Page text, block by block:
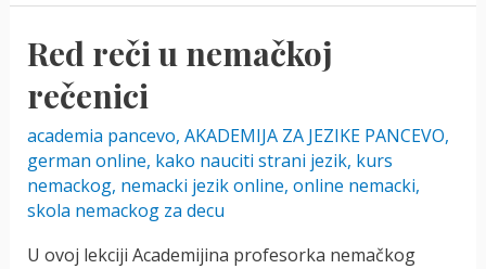
an
Email
in
German
Red reči u nemačkoj
rečenici
academia pancevo, AKADEMIJA ZA JEZIKE PANCEVO,
german online, kako nauciti strani jezik, kurs
nemackog, nemacki jezik online, online nemacki,
skola nemackog za decu
U ovoj lekciji Academijina profesorka nemačkog